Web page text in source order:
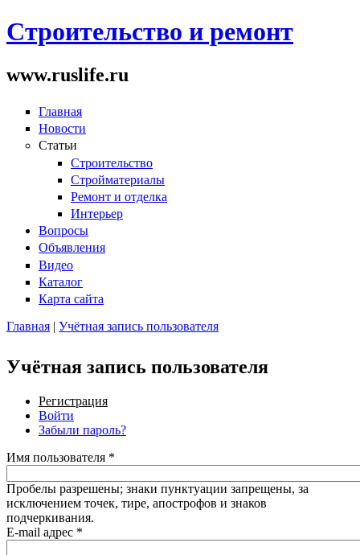
Строительство и ремонт
www.ruslife.ru
Главная
Новости
Статьи
Строительство
Стройматериалы
Ремонт и отделка
Интерьер
Вопросы
Объявления
Видео
Каталог
Карта сайта
Главная | Учётная запись пользователя
Учётная запись пользователя
Регистрация
Войти
Забыли пароль?
Имя пользователя *
Пробелы разрешены; знаки пунктуации запрещены, за
исключением точек, тире, апострофов и знаков
подчеркивания.
E-mail адрес *